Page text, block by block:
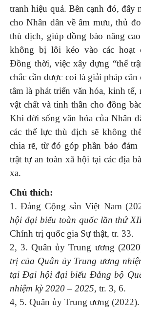
tranh hiệu quả. Bên cạnh đó, đẩy
cho Nhân dân về âm mưu, thủ
thù địch, giúp đồng bào nâng
không bị lôi kéo vào các hoạt
Đồng thời, việc xây dựng “thế
chắc cần được coi là giải pháp
tâm là phát triển văn hóa, kinh tế,
vật chất và tinh thần cho đồng
Khi đời sống văn hóa của Nhân
các thế lực thù địch sẽ không
chia rẽ, từ đó góp phần bảo
trật tự an toàn xã hội tại các địa
xa.
Chú thích:
1. Đảng Cộng sản Việt Nam
hội đại biểu toàn quốc lần thứ
Chính trị quốc gia Sự thật, tr. 33.
2, 3. Quân ủy Trung ương
trị của Quân ủy Trung ương
tại Đại hội đại biểu Đảng bộ
nhiệm kỳ 2020 – 2025, tr. 3, 6.
4, 5. Quân ủy Trung ương (2022).